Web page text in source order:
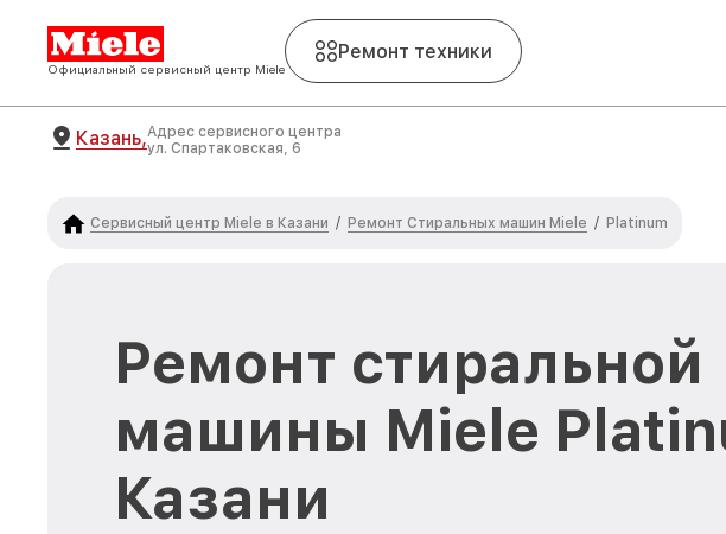
Официальный сервисный центр Miele
Ремонт техники
Казань,Адрес сервисного центра
ул. Спартаковская, 6
Сервисный центр Miele в Казани / Ремонт Стиральных машин Miele / Platinum
Ремонт стиральной
машины Miele
Казани